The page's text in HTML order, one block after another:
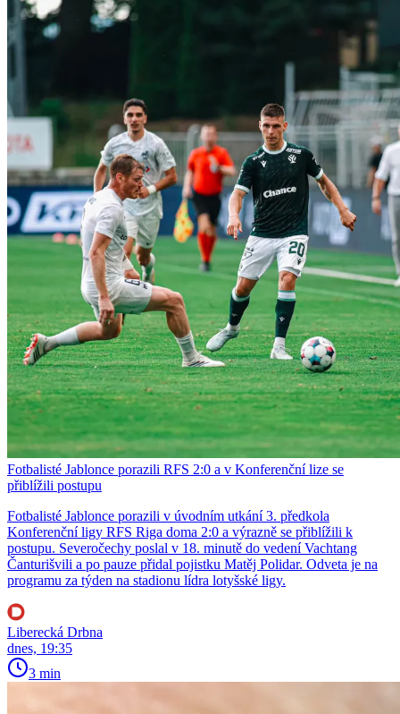
Fotbalisté Jablonce porazili RFS 2:0 a v Konferenční lize se
přiblížili postupu
Fotbalisté Jablonce porazili v úvodním utkání 3. předkola
Konferenční ligy RFS Riga doma 2:0 a výrazně se přiblížili k
postupu. Severočechy poslal v 18. minutě do vedení Vachtang
Čanturišvili a po pauze přidal pojistku Matěj Polidar. Odveta je na
programu za týden na stadionu lídra lotyšské ligy.
Liberecká Drbna
dnes, 19:35
3 min